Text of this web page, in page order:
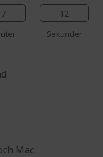
11
Sekunder
Mac